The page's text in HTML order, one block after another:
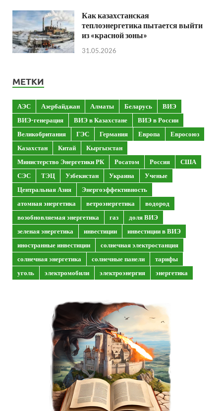
Как казахстанская
теплоэнергетика пытается выйти
из «красной зоны»
31.05.2026
МЕТКИ
АЭС Азербайджан Алматы Беларусь
ВИЭ
ВИЭ-генерация
ВИЭ в Казахстане
ВИЭ в России
Великобритания
ГЭС Германия Европа
Евросоюз
Казахстан
Китай
Кыргызстан
Министерство Энергетики РК
Росатом Россия
США
СЭС
ТЭЦ Узбекистан Украина
Ученые
Центральная Азия
Энергоэффективность
атомная энергетика
ветроэнергетика
водород
возобновляемая энергетика
газ
доля ВИЭ
зеленая энергетика
инвестиции
инвестиции в ВИЭ
иностранные инвестиции
солнечная электростанция
солнечная энергетика
солнечные панели
тарифы
уголь
электромобили электроэнергия энергетика